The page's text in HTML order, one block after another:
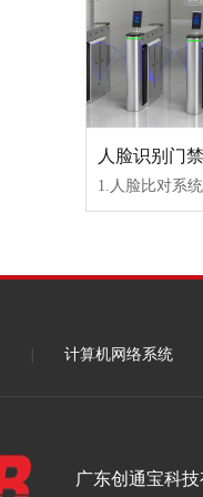
人脸识别门
计算机网络系统
广东创通宝科